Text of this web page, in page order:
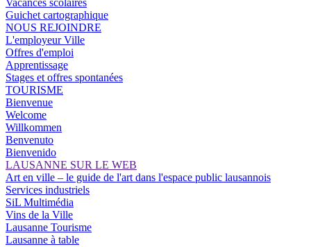
Vacances scolaires
Guichet cartographique
NOUS REJOINDRE
L'employeur Ville
Offres d'emploi
Apprentissage
Stages et offres spontanées
TOURISME
Bienvenue
Welcome
Willkommen
Benvenuto
Bienvenido
LAUSANNE SUR LE WEB
Art en ville – le guide de l'art dans l'espace public lausannois
Services industriels
SiL Multimédia
Vins de la Ville
Lausanne Tourisme
Lausanne à table